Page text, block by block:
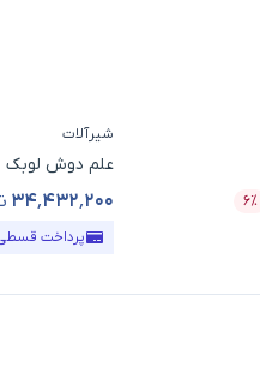
۶٪
درصد تخفیف
شیرآلات
علم دوش لوبک
۳۴٬۴۳۲٬۲۰۰
قیمت محصول
پرداخت